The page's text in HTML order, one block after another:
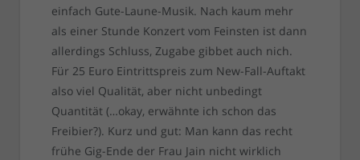
einfach Gute-Laune-Musik. Nach kaum mehr
als einer Stunde Konzert vom Feinsten ist dann
allerdings Schluss, Zugabe gibbet auch nich.
Für 25 Euro Eintrittspreis zum New-Fall-Auftakt
also viel Qualität, aber nicht unbedingt
Quantität (…okay, erwähnte ich schon das
Freibier?). Kurz und gut: Man kann das recht
frühe Gig-Ende der Frau Jain nicht wirklich